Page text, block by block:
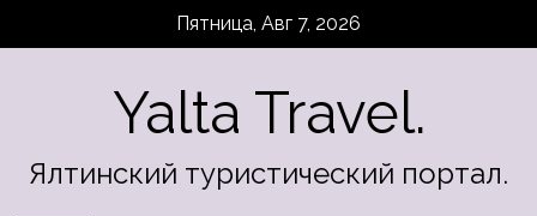
Пятница, Авг 7, 2026
Yalta Travel.
Ялтинский туристический портал.